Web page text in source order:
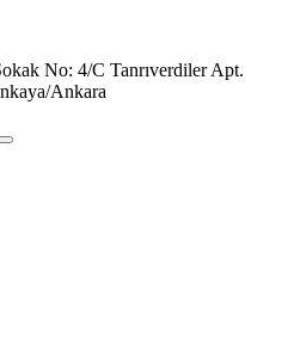
No: 4/C Tanrıverdiler Apt.
Ankara